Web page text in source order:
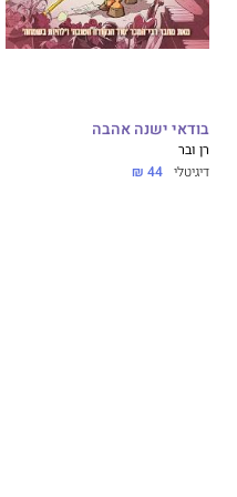
בודאי ישנה אהבה
רן ובר
דיגיטלי 44 ₪